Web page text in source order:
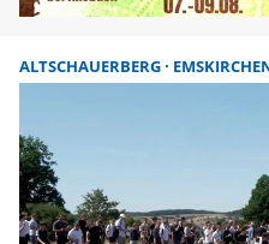
ALTSCHAUERBERG